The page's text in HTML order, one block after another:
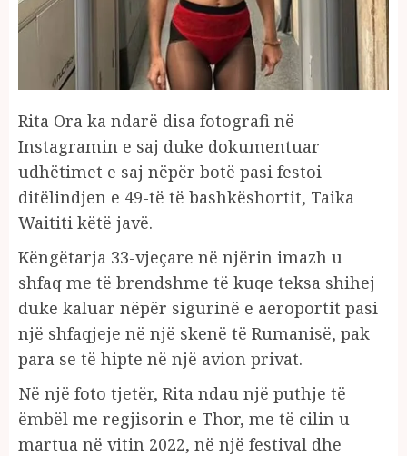
Rita Ora ka ndarë disa fotografi në
Instagramin e saj duke dokumentuar
udhëtimet e saj nëpër botë pasi festoi
ditëlindjen e 49-të të bashkëshortit, Taika
Waititi këtë javë.
Këngëtarja 33-vjeçare në njërin imazh u
shfaq me të brendshme të kuqe teksa shihej
duke kaluar nëpër sigurinë e aeroportit pasi
një shfaqjeje në një skenë të Rumanisë, pak
para se të hipte në një avion privat.
Në një foto tjetër, Rita ndau një puthje të
ëmbël me regjisorin e Thor, me të cilin u
martua në vitin 2022, në një festival dhe